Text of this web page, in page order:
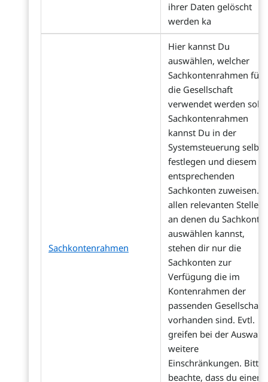
ihrer Daten gelöscht
werden ka
Sachkontenrahmen
Hier kannst Du
auswählen, welcher
Sachkontenrahmen für
die Gesellschaft
verwendet werden soll.
Sachkontenrahmen
kannst Du in der
Systemsteuerung selbst
festlegen und diesem
entsprechenden
Sachkonten zuweisen.
allen relevanten Stellen,
an denen du
auswählen kannst,
stehen dir nur die
Sachkonten zur
Verfügung die im
Kontenrahmen der
passenden Gesellschaft
vorhanden sind. Evtl.
greifen bei der Auswahl
weitere
Einschränkungen. Bitte
beachte, dass du einen